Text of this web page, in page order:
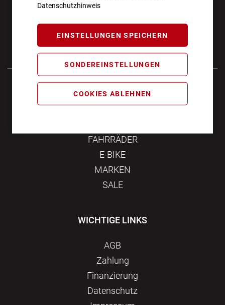
Datenschutzhinweis
EINSTELLUNGEN SPEICHERN
SONDEREINSTELLUNGEN
COOKIES ABLEHNEN
ÖFFNUNGSZEITEN
Montag - Freitag 10:00 - 18:00
Samstag 10:00 - 16:00
FAHRRÄDER
E-BIKE
MARKEN
SALE
WICHTIGE LINKS
AGB
Zahlung
Finanzierung
Datenschutz